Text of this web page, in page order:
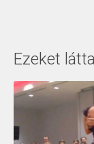
Ezeket